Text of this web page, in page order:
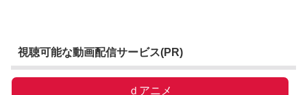
視聴可能な動画配信サービス(PR)
ｄアニメ